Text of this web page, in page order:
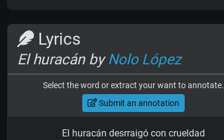
Lyrics
El huracán byNolo López
Select the word or extract your want to annotate.
Submit an annotation
El huracán desrraigó con crueldad